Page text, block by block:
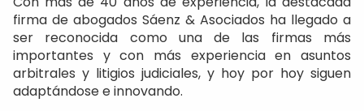
firma de abogados Sáenz & Asociados ha llegado a
ser reconocida como una de las firmas más
importantes y con más experiencia en asuntos
arbitrales y litigios judiciales, y hoy por hoy siguen
adaptándose e innovando.